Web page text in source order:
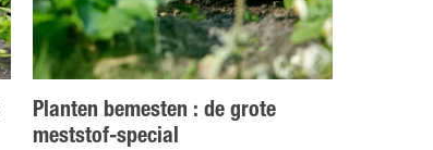
Planten bemesten : de grote
meststof-special